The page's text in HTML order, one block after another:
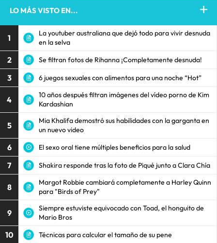
LO MÁS VISTO EN...
1
La youtuber australiana que dejó todo para vivir desnuda
en la selva
2 Se filtran fotos de Rihanna ¡Completamente desnuda!
3 6 juegos sexuales con alimentos para una noche “Hot”
4
10 años después filtran imágenes del vídeo porno de Kim
Kardashian
5
Mia Khalifa demostró sus habilidades con la garganta en
un nuevo video
6 El sexo oral tiene múltiples beneficios para la salud
7 Shakira responde tras la foto de Piqué junto a Clara Chía
8
Margot Robbie cambiará completamente a Harley Quinn
para "Birds of Prey"
9
Siempre estuviste equivocado con Toad, el honguito de
Mario Bros
10 Técnicas para calcular el tamaño de su pene